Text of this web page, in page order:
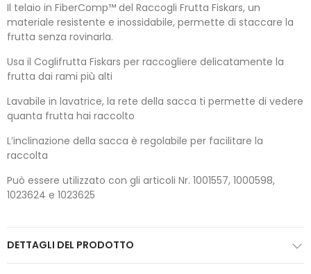
Il telaio in FiberComp™ del Raccogli Frutta Fiskars, un
materiale resistente e inossidabile, permette di staccare la
frutta senza rovinarla.
Usa il Coglifrutta Fiskars per raccogliere delicatamente la
frutta dai rami più alti
Lavabile in lavatrice, la rete della sacca ti permette di vedere
quanta frutta hai raccolto
L’inclinazione della sacca è regolabile per facilitare la
raccolta
Può essere utilizzato con gli articoli Nr. 1001557, 1000598,
1023624 e 1023625
DETTAGLI DEL PRODOTTO